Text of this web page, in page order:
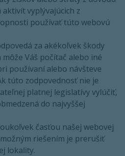
vyplývajúcich z
používať túto webovú
za akékoľvek škody
Váš počítač alebo iné
používaní alebo návšteve
túto zodpovednosť nie je
platnej legislatívy vylúčiť,
do najvyššej
časťou našej webovej
riešením je prerušiť
lokality.